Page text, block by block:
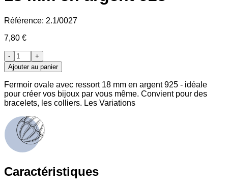
Référence: 2.1/0027
7,80 €
-
+
Ajouter au panier
Fermoir ovale avec ressort 18 mm en argent 925 - idéale
pour créer vos bijoux par vous même. Convient pour des
bracelets, les colliers. Les Variations
Caractéristiques